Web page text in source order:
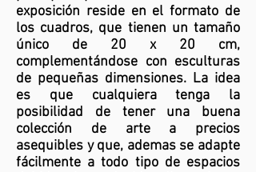
exposición reside en el formato de
los cuadros, que tienen un tamaño
único de 20 x 20 cm,
complementándose con esculturas
de pequeñas dimensiones. La idea
es que cualquiera tenga la
posibilidad de tener una buena
colección de arte a precios
asequibles y que, ademas se adapte
fácilmente a todo tipo de espacios